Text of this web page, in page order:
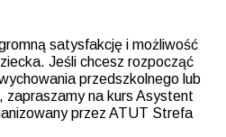
satysfakcję i możliwość
Jeśli chcesz rozpocząć
przedszkolnego lub
na kurs Asystent
przez ATUT Strefa